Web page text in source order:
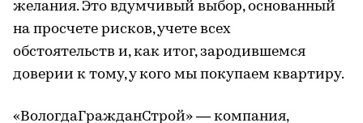
желания. Это вдумчивый выбор, основанный
на просчете рисков, учете всех
обстоятельств и, как итог, зародившемся
доверии к тому, у кого мы покупаем квартиру.
«ВологдаГражданСтрой» — компания,